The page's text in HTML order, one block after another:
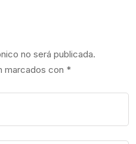
no será publicada.
marcados con *